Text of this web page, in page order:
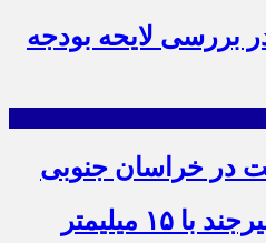
بررسی لایحه بودجه
میلیمتر